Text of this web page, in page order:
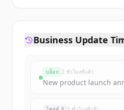
Business Update
บล็อก 2 ชั่วโมงที่แล้ว
New product launch